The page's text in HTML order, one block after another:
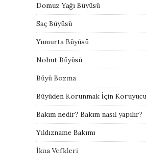
Domuz Yağı Büyüsü
Saç Büyüsü
Yumurta Büyüsü
Nohut Büyüsü
Büyü Bozma
Büyüden Korunmak İçin
Bakım nedir? Bakım nasıl yapılır?
Yıldızname Bakımı
İkna Vefkleri